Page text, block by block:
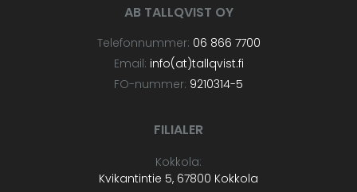
AB TALLQVIST OY
Telefonnummer: 06 866 7700
Email: info(at)tallqvist.fi
FO-nummer: 9210314-5
FILIALER
Kokkola:
Kvikantintie 5, 67800 Kokkola